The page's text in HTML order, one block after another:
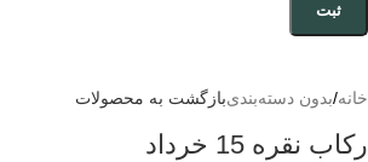
ثبت
خانه/بدون دسته‌بندیبازگشت به محصولات
رکاب نقره 15 خرداد